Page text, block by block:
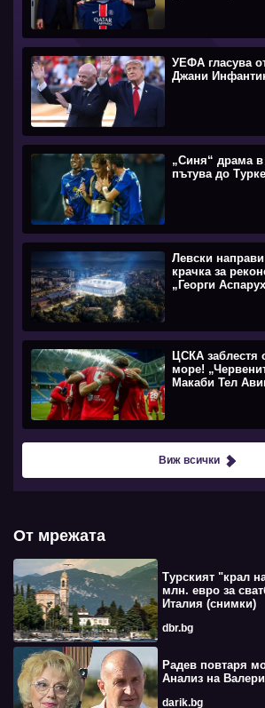
УЕФА гласува
Джани
„Синя“ драма
пътува до
Левски
крачка за
„Георги
ЦСКА заблестя
море!
Макаби Тел
Виж всички
От мрежата
Турският "крал
млн. евро за
Италия (снимки)
dbr.bg
Радев повтаря
Анализ на
darik.bg